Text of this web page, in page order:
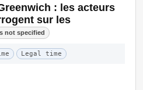
: les acteurs
sur les
not specified
Legal time